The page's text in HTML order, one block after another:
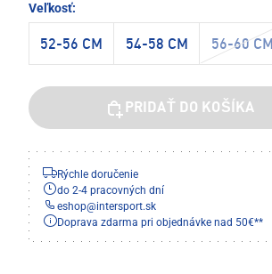
Veľkosť:
52-56 CM 54-58 CM 56-60 CM
PRIDAŤ DO KOŠÍKA
Rýchle doručenie
do 2-4 pracovných dní
eshop@intersport.sk
Doprava zdarma pri objednávke nad 50€**